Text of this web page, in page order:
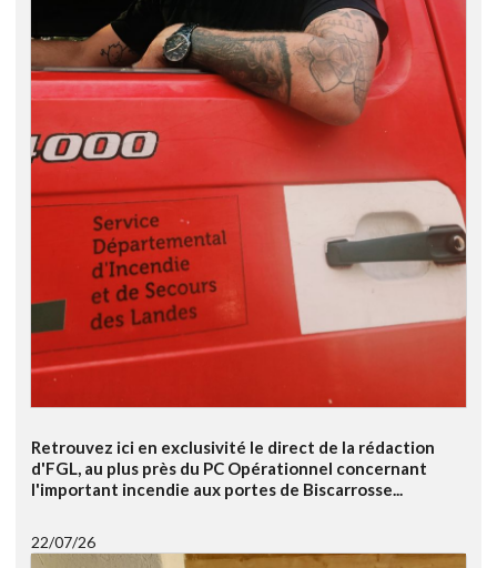
Retrouvez ici en exclusivité le direct de la rédaction
d'FGL, au plus près du PC Opérationnel concernant
l'important incendie aux portes de Biscarrosse...
22/07/26